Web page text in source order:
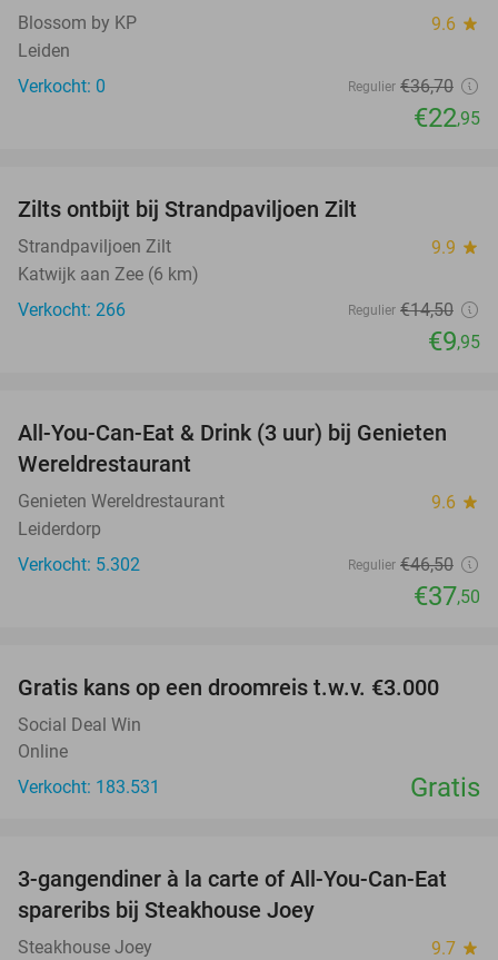
Blossom by KP 9.6 star
Leiden
Verkocht: 0
Regulier €36,70
€22,95
Zilts ontbijt bij Strandpaviljoen Zilt
Strandpaviljoen Zilt 9.9 star
Katwijk aan Zee (6 km)
Verkocht: 266
Regulier €14,50
€9,95
19%
All-You-Can-Eat & Drink (3 uur) bij Genieten
Wereldrestaurant
Genieten Wereldrestaurant 9.6 star
Leiderdorp
Verkocht: 5.302
Regulier €46,50
€37,50
Gratis kans op een droomreis t.w.v. €3.000
Social Deal Win
Online
Verkocht: 183.531
Gratis
32%
3-gangendiner à la carte of All-You-Can-Eat
spareribs bij Steakhouse Joey
Steakhouse Joey 9.7 star